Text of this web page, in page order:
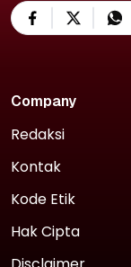
Company
Redaksi
Kontak
Kode Etik
Hak Cipta